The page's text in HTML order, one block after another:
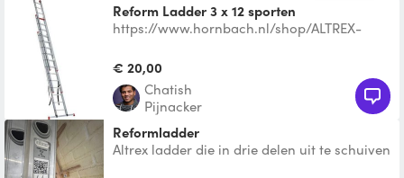
Reform Ladder 3 x 12 sporten
https://www.hornbach.nl/shop/ALTREX-
treden/6751353/artikel.
€ 20,00
Chatish
Pijnacker
reformladder
Altrex ladder die in drie delen uit te schuiven